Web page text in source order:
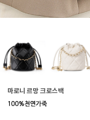
마로니 르망 크로스백